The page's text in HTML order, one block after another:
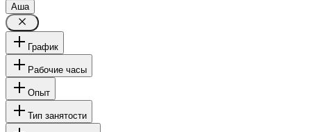
Аша
График
Рабочие часы
Опыт
Тип занятости